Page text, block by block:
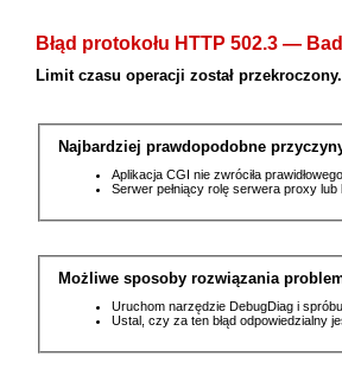
Błąd protokołu HTTP 502.3 —
Limit czasu operacji został przekroczony.
Najbardziej prawdopodobne
Aplikacja CGI nie zwróciła
Serwer pełniący rolę serwera proxy
Możliwe sposoby rozwiązania
Uruchom narzędzie DebugDiag i
Ustal, czy za ten błąd odpowiedzialny